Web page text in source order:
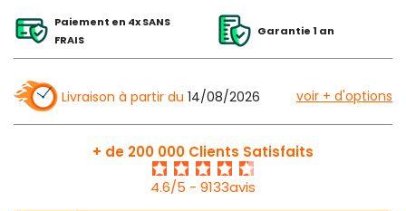
Paiement en 4x SANS
FRAIS
Garantie 1 an
Livraison à partir du 14/08/2026 voir + d'options
+ de 200 000 Clients Satisfaits
4.6/5 - 9133avis